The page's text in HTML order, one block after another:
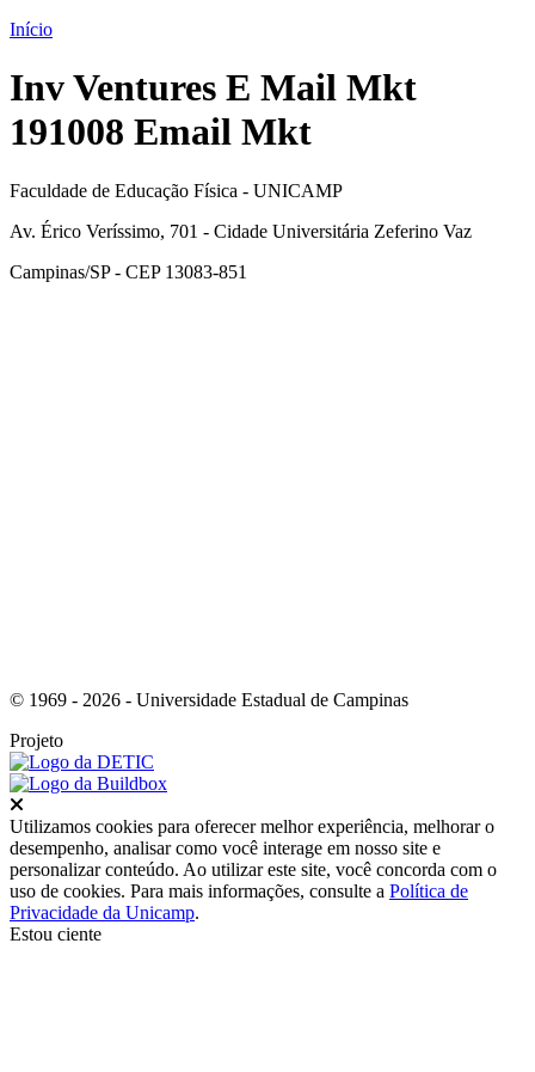
Início
Inv Ventures E Mail Mkt
191008 Email Mkt
Faculdade de Educação Física - UNICAMP
Av. Érico Veríssimo, 701 - Cidade Universitária Zeferino Vaz
Campinas/SP - CEP 13083-851
© 1969 - 2026 - Universidade Estadual de Campinas
Projeto
Utilizamos cookies para oferecer melhor experiência, melhorar o
desempenho, analisar como você interage em nosso site e
personalizar conteúdo. Ao utilizar este site, você concorda com o
uso de cookies. Para mais informações, consulte a Política de
Privacidade da Unicamp.
Estou ciente